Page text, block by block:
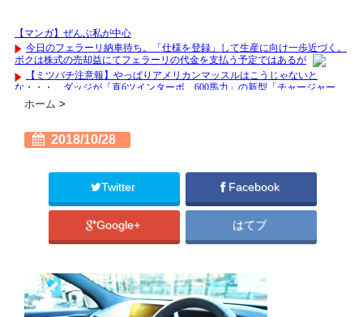
ホーム >
2018/10/28
Twitter Facebook
Google+ はてブ